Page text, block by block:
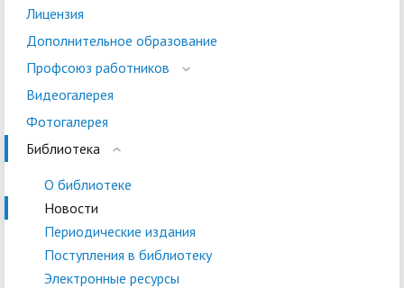
Лицензия
Дополнительное образование
Профсоюз работников
Видеогалерея
Фотогалерея
Библиотека
О библиотеке
Новости
Периодические издания
Поступления в библиотеку
Электронные ресурсы